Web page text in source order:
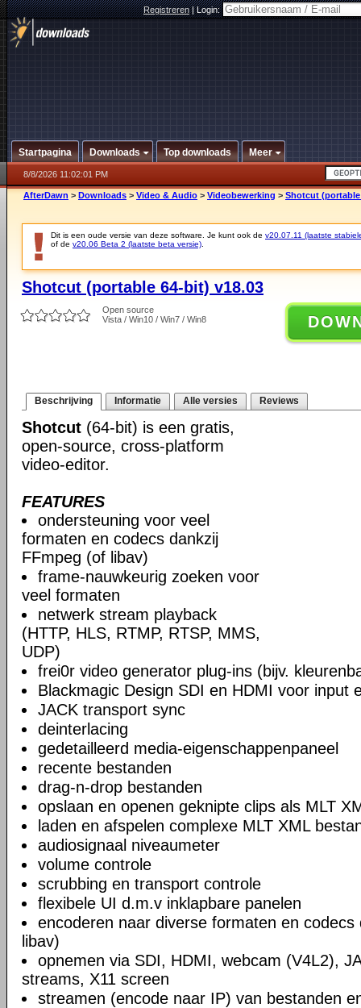
Registreren|Login:
Startpagina Downloads Top downloads Meer
8/8/2026 11:02:01 PM
AfterDawn > Downloads > Video & Audio > Videobewerking > Shotcut (portable
Dit is een oude versie van deze software. Je kunt ook de v20.07.11 (laatste
of de v20.06 Beta 2 (laatste beta versie)
Shotcut (portable 64-bit) v18.03
Open source
Vista / Win10 / Win7 / Win8
Beschrijving Informatie Alle versies Reviews
Shotcut (64-bit) is een gratis,
open-source, cross-platform
video-editor.
FEATURES
ondersteuning voor veel
formaten en codecs dankzij
FFmpeg (of libav)
frame-nauwkeurig zoeken voor
veel formaten
netwerk stream playback
(HTTP, HLS, RTMP, RTSP, MMS,
UDP)
frei0r video generator plug-ins (bijv.
Blackmagic Design SDI en HDMI voor input
JACK transport sync
deinterlacing
gedetailleerd media-eigenschappenpaneel
recente bestanden
drag-n-drop bestanden
opslaan en openen geknipte clips als MLT
laden en afspelen complexe MLT XML
audiosignaal niveaumeter
volume controle
scrubbing en transport controle
flexibele UI d.m.v inklapbare panelen
encoderen naar diverse formaten en codecs
libav)
opnemen via SDI, HDMI, webcam (V4L2),
streams, X11 screen
streamen (encode naar IP) van bestanden